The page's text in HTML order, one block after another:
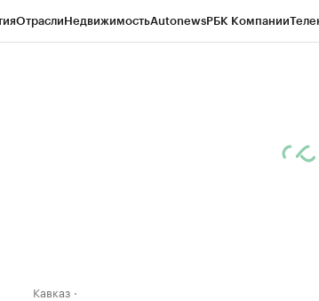
ОтраслиНедвижимостьAutonewsРБК Компании
Кавказ